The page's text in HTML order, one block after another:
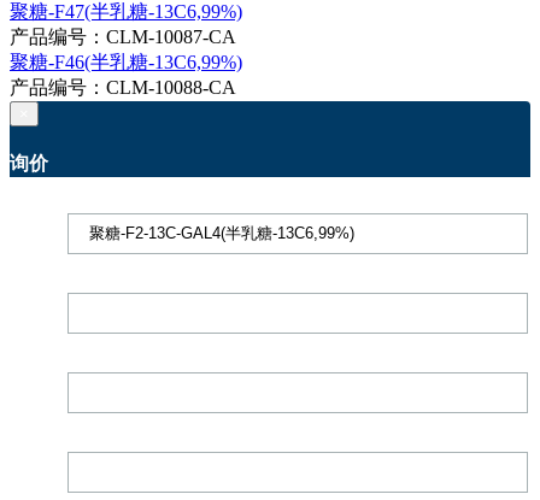
聚糖-F47(半乳糖-13C6,99%)
产品编号：CLM-10087-CA
聚糖-F46(半乳糖-13C6,99%)
产品编号：CLM-10088-CA
询价